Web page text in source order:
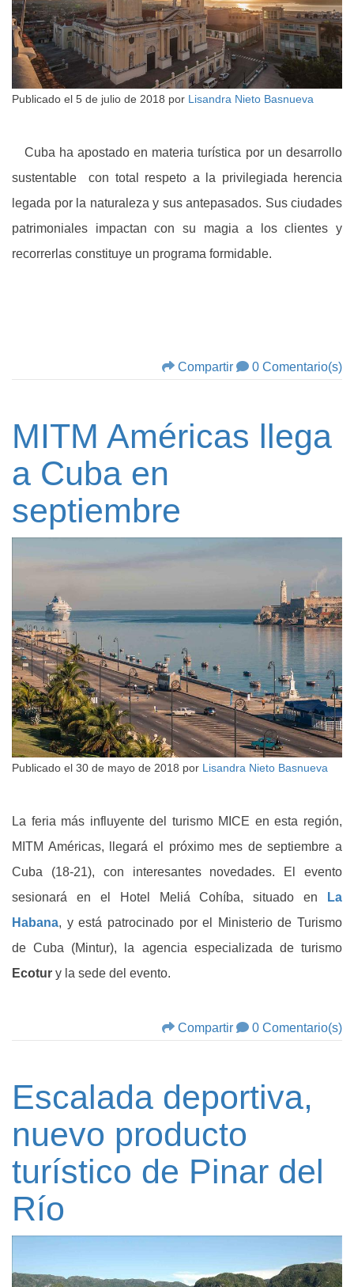
Publicado el 5 de julio de 2018 por Lisandra Nieto Basnueva
Cuba ha apostado en materia turística por un desarrollo
sustentable con total respeto a la privilegiada herencia
legada por la naturaleza y sus antepasados. Sus ciudades
patrimoniales impactan con su magia a los clientes y
recorrerlas constituye un programa formidable.
Compartir 0 Comentario(s)
MITM Américas llega
a Cuba en
septiembre
Publicado el 30 de mayo de 2018 por Lisandra Nieto Basnueva
La feria más influyente del turismo MICE en esta región,
MITM Américas, llegará el próximo mes de septiembre a
Cuba (18-21), con interesantes novedades. El evento
sesionará en el Hotel Meliá Cohíba, situado en
La
Habana, y está patrocinado por el Ministerio de Turismo
de Cuba (Mintur), la agencia especializada de turismo
Ecotur y la sede del evento.
Compartir 0 Comentario(s)
Escalada deportiva,
nuevo producto
turístico de Pinar del
Río